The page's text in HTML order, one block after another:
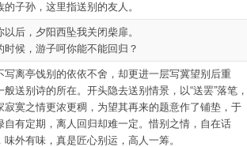
的子孙，这里指送别的友人。
后，夕阳西坠我关闭柴扉。
时候，游子呵你能不能回归？
写离亭饯别的依依不舍，却更进一层写冀望别后重
般送别诗的所在。开头隐去送别情景，以“送罢”落笔，
寂寞之情更浓更稠，为望其再来的题意作了铺垫，于
自有定期，离人回归却难一定。惜别之情，自在话
外有味，真是匠心别运，高人一筹。